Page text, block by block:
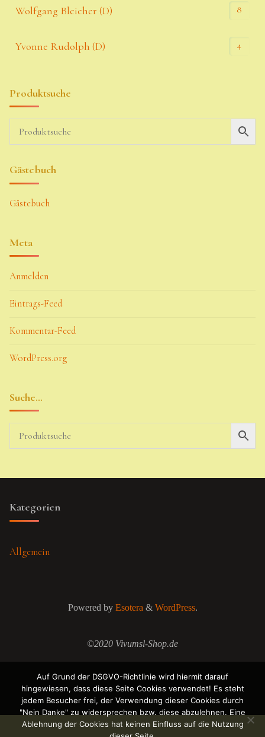
Wolfgang Bleicher (D) 8
Yvonne Rudolph (D) 4
Produktsuche
Gästebuch
Gästebuch
Meta
Anmelden
Eintrags-Feed
Kommentar-Feed
WordPress.org
Suche…
Kategorien
Allgemein
Powered byEsotera& WordPress.
©2020 Vivumsl-Shop.de
Auf Grund der DSGVO-Richtlinie wird hiermit darauf
hingewiesen, dass diese Seite Cookies verwendet! Es steht
jedem Besucher frei, der Verwendung dieser Cookies durch
"Nein Danke" zu widersprechen bzw. diese abzulehnen. Eine
Ablehnung der Cookies hat keinen Einfluss auf die Nutzung